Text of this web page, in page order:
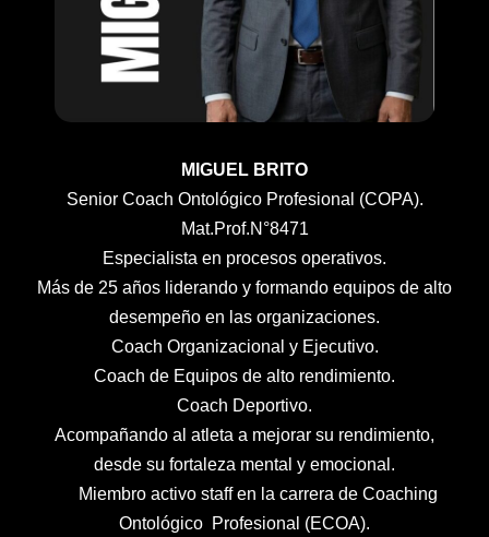
MIGUEL BRITO
Senior Coach Ontológico Profesional (COPA).
Mat.Prof.N°8471
Especialista en procesos operativos.
Más de 25 años liderando y formando equipos de alto
desempeño en las organizaciones.
Coach Organizacional y Ejecutivo.
Coach de Equipos de alto rendimiento.
Coach Deportivo.
Acompañando al atleta a mejorar su rendimiento,
desde su fortaleza mental y emocional.
Miembro activo staff en la carrera de Coaching
Ontológico Profesional (ECOA).